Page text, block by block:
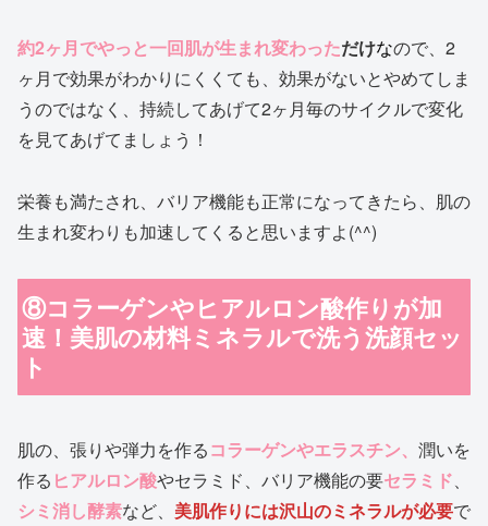
約2ヶ月でやっと一回肌が生まれ変わっただけなので、2
ヶ月で効果がわかりにくくても、効果がないとやめてしま
うのではなく、持続してあげて2ヶ月毎のサイクルで変化
を見てあげてましょう！
栄養も満たされ、バリア機能も正常になってきたら、肌の
生まれ変わりも加速してくると思いますよ(^^)
⑧コラーゲンやヒアルロン酸作りが加
速！美肌の材料ミネラルで洗う洗顔セッ
ト
肌の、張りや弾力を作るコラーゲンやエラスチン、 潤いを
作る ヒアルロン酸やセラミド、バリア機能の要セラミド、
シミ消し酵素など、 美肌作りには沢山のミネラルが必要で